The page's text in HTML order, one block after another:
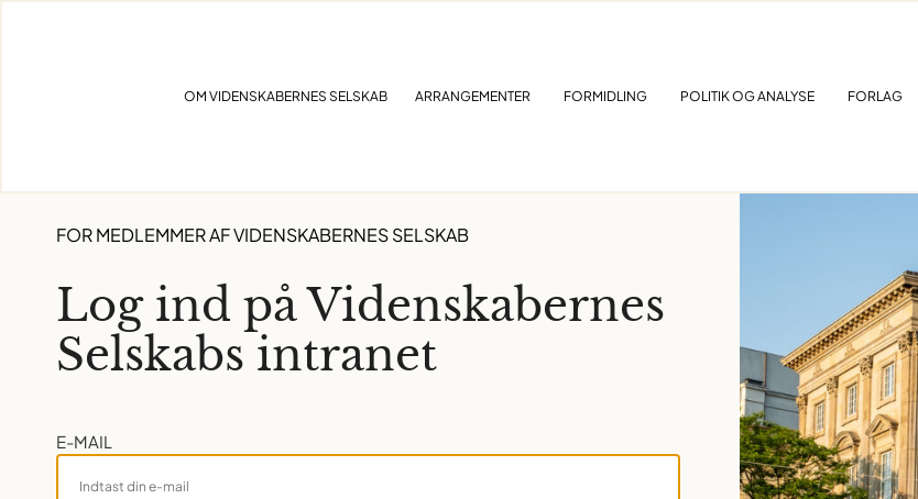
OM VIDENSKABERNES SELSKAB ARRANGEMENTER FORMIDLING POLITIK OG ANALYSE FORLAG
FOR MEDLEMMER AF VIDENSKABERNES SELSKAB
Log ind på Videnskabernes
Selskabs intranet
E-MAIL